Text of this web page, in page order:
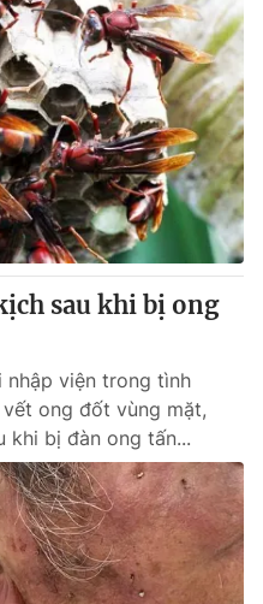
sau khi bị ong
viện trong tình
ong đốt vùng mặt,
khi bị đàn ong tấn...